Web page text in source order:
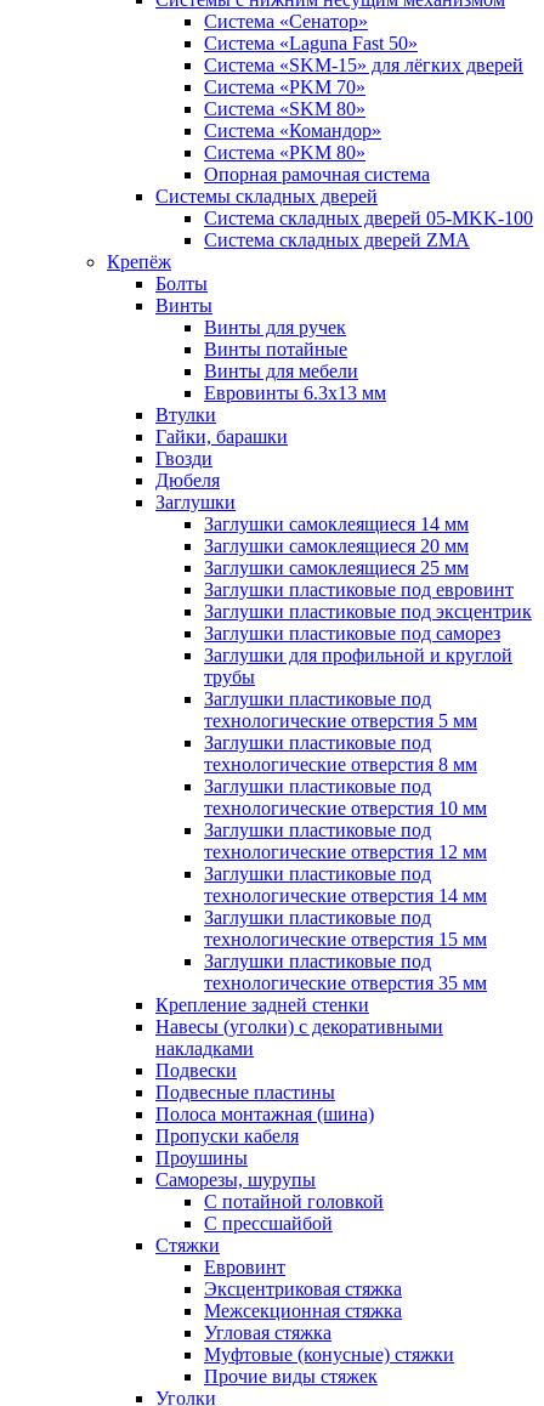
Система «Сенатор»
Система «Laguna Fast 50»
Система «SKM-15» для лёгких дверей
Система «PKM 70»
Система «SKM 80»
Система «Командор»
Система «PKM 80»
Опорная рамочная система
Системы складных дверей
Система складных дверей 05-MKK-100
Система складных дверей ZMA
Крепёж
Болты
Винты
Винты для ручек
Винты потайные
Винты для мебели
Евровинты 6.3х13 мм
Втулки
Гайки, барашки
Гвозди
Дюбеля
Заглушки
Заглушки самоклеящиеся 14 мм
Заглушки самоклеящиеся 20 мм
Заглушки самоклеящиеся 25 мм
Заглушки пластиковые под евровинт
Заглушки пластиковые под эксцентрик
Заглушки пластиковые под саморез
Заглушки для профильной и круглой
трубы
Заглушки пластиковые под
технологические отверстия 5 мм
Заглушки пластиковые под
технологические отверстия 8 мм
Заглушки пластиковые под
технологические отверстия 10 мм
Заглушки пластиковые под
технологические отверстия 12 мм
Заглушки пластиковые под
технологические отверстия 14 мм
Заглушки пластиковые под
технологические отверстия 15 мм
Заглушки пластиковые под
технологические отверстия 35 мм
Крепление задней стенки
Навесы (уголки) с декоративными
накладками
Подвески
Подвесные пластины
Полоса монтажная (шина)
Пропуски кабеля
Проушины
Саморезы, шурупы
С потайной головкой
С прессшайбой
Стяжки
Евровинт
Эксцентриковая стяжка
Межсекционная стяжка
Угловая стяжка
Муфтовые (конусные) стяжки
Прочие виды стяжек
Уголки